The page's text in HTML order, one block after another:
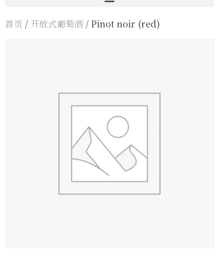
首页 / 开放式葡萄酒 / Pinot noir (red)